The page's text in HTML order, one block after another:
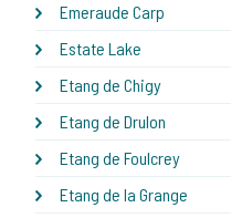
Emeraude Carp
Estate Lake
Etang de Chigy
Etang de Drulon
Etang de Foulcrey
Etang de la Grange